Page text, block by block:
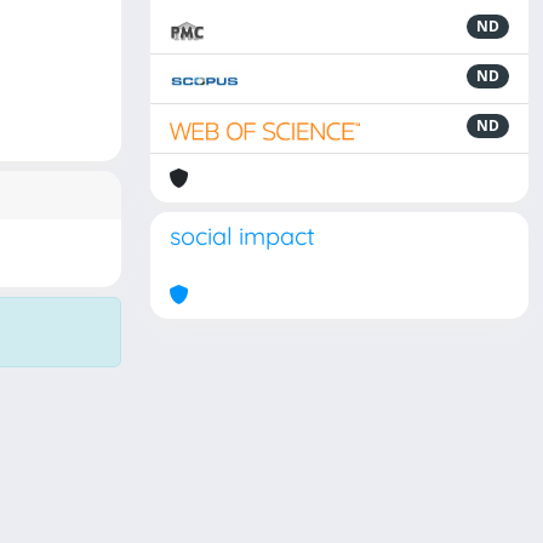
ND
ND
ND
social impact